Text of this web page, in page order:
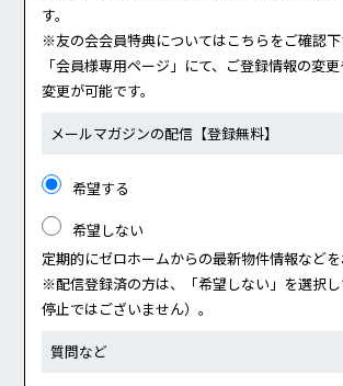
す。
※友の会会員特典については こちら をご確認下
「会員様専用ページ」にて、ご登録情報の変
変更が可能です。
メールマガジンの配信【登録無料】
希望する
希望しない
定期的にゼロホームからの最新物件情報などを
※配信登録済の方は、「希望しない」を選択
停止ではございません）。
質問など